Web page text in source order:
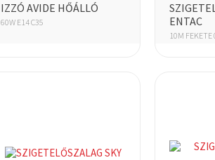
IZZÓ AVIDE HŐÁLLÓ
60W E14 C35
ENTAC
10M